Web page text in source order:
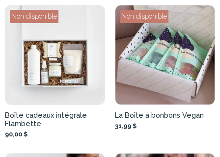
Non disponible
Boîte cadeaux intégrale
Flambette
90,00 $
Non disponible
La Boîte à bonbons Vegan
31,99 $